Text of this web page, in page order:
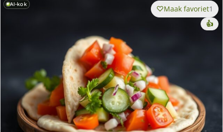
AI-kok Maak favoriet1
👍